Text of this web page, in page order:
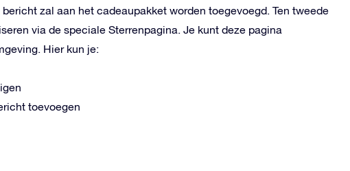
zal aan het cadeaupakket worden toegevoegd. Ten tweede
via de speciale Sterrenpagina. Je kunt deze pagina
Hier kun je:
toevoegen